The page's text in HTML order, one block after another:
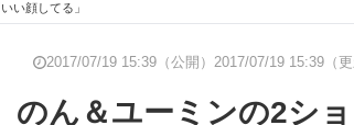
経
い顔してる」
2017/07/19 15:39（公開） 2017/07/19 15:39（更
ん＆ユーミンの2ショ